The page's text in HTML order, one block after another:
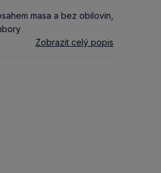
masa a bez obilovin,
Zobrazit celý popis